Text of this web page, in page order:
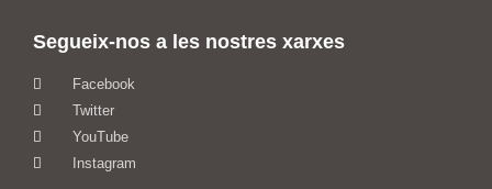
Segueix-nos a les nostres xarxes
Facebook
Twitter
YouTube
Instagram